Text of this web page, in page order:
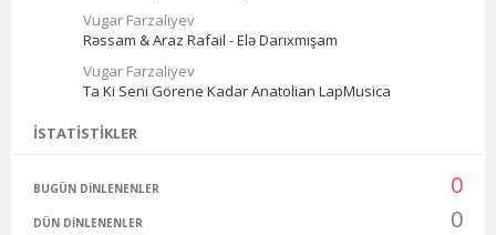
Vugar Farzaliyev
Rəssam & Araz Rafail - Elə Darıxmışam
Vugar Farzaliyev
Ta Ki Seni Görene Kadar Anatolian LapMusica
İSTATISTIKLER
BUGÜN DINLENENLER 0
DÜN DINLENENLER 0